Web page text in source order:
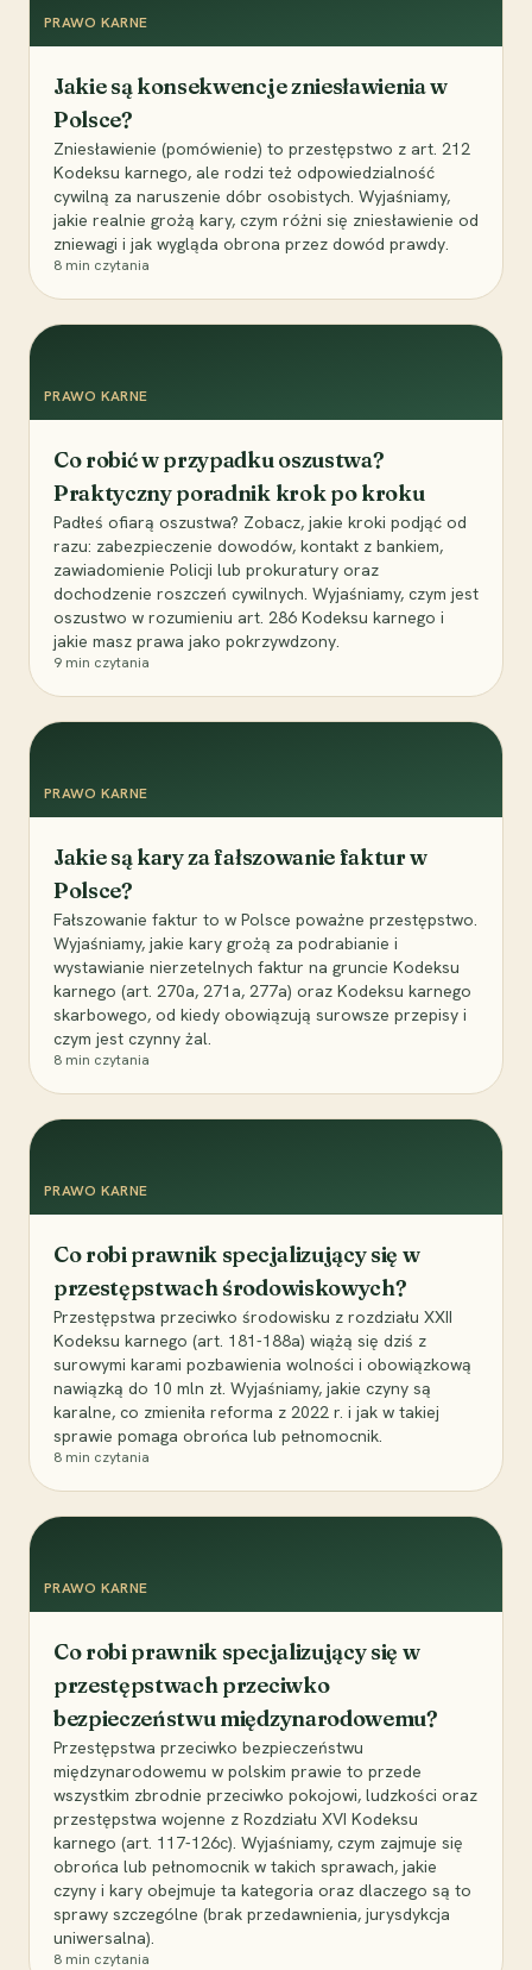
PRAWO KARNE
Jakie są konsekwencje zniesławienia w
Polsce?
Zniesławienie (pomówienie) to przestępstwo z art. 212
Kodeksu karnego, ale rodzi też odpowiedzialność
cywilną za naruszenie dóbr osobistych. Wyjaśniamy,
jakie realnie grożą kary, czym różni się zniesławienie od
zniewagi i jak wygląda obrona przez dowód prawdy.
8 min czytania
PRAWO KARNE
Co robić w przypadku oszustwa?
Praktyczny poradnik krok po kroku
Padłeś ofiarą oszustwa? Zobacz, jakie kroki podjąć od
razu: zabezpieczenie dowodów, kontakt z bankiem,
zawiadomienie Policji lub prokuratury oraz
dochodzenie roszczeń cywilnych. Wyjaśniamy, czym jest
oszustwo w rozumieniu art. 286 Kodeksu karnego i
jakie masz prawa jako pokrzywdzony.
9 min czytania
PRAWO KARNE
Jakie są kary za fałszowanie faktur w
Polsce?
Fałszowanie faktur to w Polsce poważne przestępstwo.
Wyjaśniamy, jakie kary grożą za podrabianie i
wystawianie nierzetelnych faktur na gruncie Kodeksu
karnego (art. 270a, 271a, 277a) oraz Kodeksu karnego
skarbowego, od kiedy obowiązują surowsze przepisy i
czym jest czynny żal.
8 min czytania
PRAWO KARNE
Co robi prawnik specjalizujący się w
przestępstwach środowiskowych?
Przestępstwa przeciwko środowisku z rozdziału XXII
Kodeksu karnego (art. 181-188a) wiążą się dziś z
surowymi karami pozbawienia wolności i obowiązkową
nawiązką do 10 mln zł. Wyjaśniamy, jakie czyny są
karalne, co zmieniła reforma z 2022 r. i jak w takiej
sprawie pomaga obrońca lub pełnomocnik.
8 min czytania
PRAWO KARNE
Co robi prawnik specjalizujący się w
przestępstwach przeciwko
bezpieczeństwu międzynarodowemu?
Przestępstwa przeciwko bezpieczeństwu
międzynarodowemu w polskim prawie to przede
wszystkim zbrodnie przeciwko pokojowi, ludzkości oraz
przestępstwa wojenne z Rozdziału XVI Kodeksu
karnego (art. 117-126c). Wyjaśniamy, czym zajmuje się
obrońca lub pełnomocnik w takich sprawach, jakie
czyny i kary obejmuje ta kategoria oraz dlaczego są to
sprawy szczególne (brak przedawnienia, jurysdykcja
uniwersalna).
8 min czytania